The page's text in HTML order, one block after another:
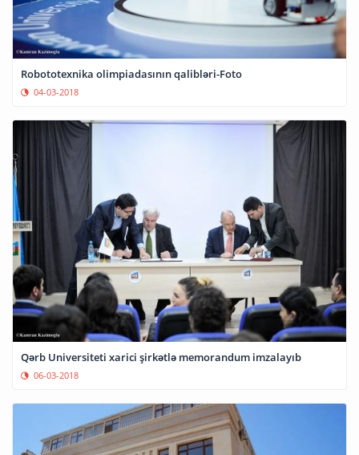
Robototexnika olimpiadasının qalibləri-Foto
04-03-2018
Qərb Universiteti xarici şirkətlə memorandum imzalayıb
06-03-2018